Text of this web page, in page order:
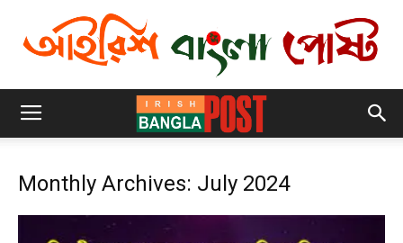
Monthly Archives: July 2024